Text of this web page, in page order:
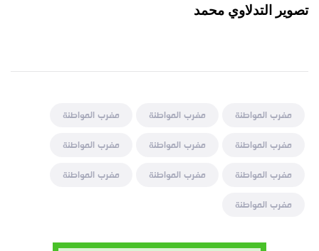
تصوير التدلاوي محمد
مغرب المواطنة مغرب المواطنة
مغرب المواطنة
مغرب المواطنة
مغرب المواطنة
مغرب المواطنة
مغرب المواطنة
مغرب المواطنة
مغرب المواطنة
مغرب المواطنة